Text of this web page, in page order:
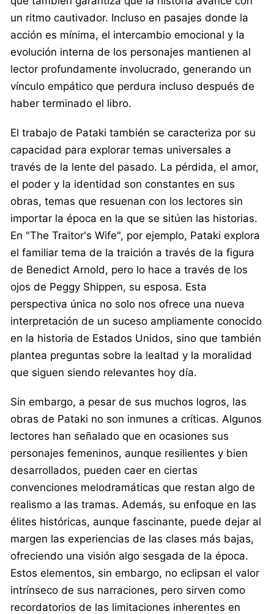
un ritmo cautivador. Incluso en pasajes donde la
acción es mínima, el intercambio emocional y la
evolución interna de los personajes mantienen al
lector profundamente involucrado, generando un
vínculo empático que perdura incluso después de
haber terminado el libro.
El trabajo de Pataki también se caracteriza por su
capacidad para explorar temas universales a
través de la lente del pasado. La pérdida, el amor,
el poder y la identidad son constantes en sus
obras, temas que resuenan con los lectores sin
importar la época en la que se sitúen las historias.
En "The Traitor's Wife", por ejemplo, Pataki explora
el familiar tema de la traición a través de la figura
de Benedict Arnold, pero lo hace a través de los
ojos de Peggy Shippen, su esposa. Esta
perspectiva única no solo nos ofrece una nueva
interpretación de un suceso ampliamente conocido
en la historia de Estados Unidos, sino que también
plantea preguntas sobre la lealtad y la moralidad
que siguen siendo relevantes hoy día.
Sin embargo, a pesar de sus muchos logros, las
obras de Pataki no son inmunes a críticas. Algunos
lectores han señalado que en ocasiones sus
personajes femeninos, aunque resilientes y bien
desarrollados, pueden caer en ciertas
convenciones melodramáticas que restan algo de
realismo a las tramas. Además, su enfoque en las
élites históricas, aunque fascinante, puede dejar al
margen las experiencias de las clases más bajas,
ofreciendo una visión algo sesgada de la época.
Estos elementos, sin embargo, no eclipsan el valor
intrínseco de sus narraciones, pero sirven como
recordatorios de las limitaciones inherentes en